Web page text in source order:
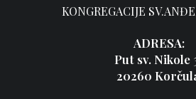
KONGREGACIJE
ADRESA:
Put sv. Nikole
20260